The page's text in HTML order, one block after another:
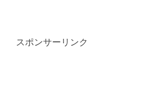
スポンサーリンク